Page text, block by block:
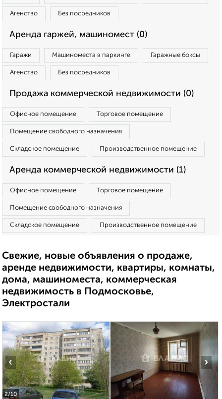
Агенство Без посредников
Аренда гаржей, машиномест (0)
Гаражи Машиноместа в паркинге Гаражные боксы
Агенство Без посредников
Продажа коммерческой недвижимости (0)
Офисное помещение Торговое помещение
Помещение свободного назначения
Складское помещение Производственное помещение
Аренда коммерческой недвижимости (1)
Офисное помещение Торговое помещение
Помещение свободного назначения
Складское помещение Производственное помещение
Свежие, новые объявления о продаже,
аренде недвижимости, квартиры, комнаты,
дома, машиноместа, коммерческая
недвижимость в Подмосковье,
Электростали
2/10
‹ ›